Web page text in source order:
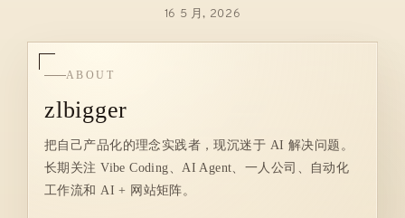
16 5 月, 2026
ABOUT
zlbigger
把自己产品化的理念实践者，现沉迷于 AI 解决问题。
长期关注 Vibe Coding、AI Agent、一人公司、自动化
工作流和 AI + 网站矩阵。